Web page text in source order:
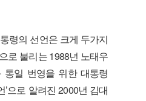
령의 선언은 크게 두가지
로 불리는 1988년 노태우
통일 번영을 위한 대통령
’으로 알려진 2000년 김대